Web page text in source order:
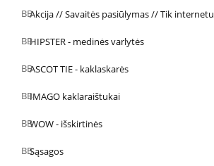
Akcija // Savaitės pasiūlymas // Tik internetu
HIPSTER - medinės varlytės
ASCOT TIE - kaklaskarės
IMAGO kaklaraištukai
WOW - išskirtinės
Sąsagos